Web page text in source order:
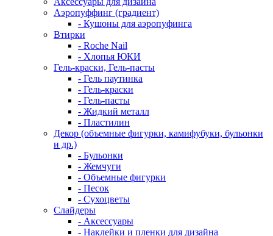
Аэропуффинг (градиент)
- Кушоны для аэропуфинга
Втирки
- Roche Nail
- Хлопья ЮКИ
Гель-краски, Гель-пасты
- Гель паутинка
- Гель-краски
- Гель-пасты
- Жидкий металл
- Пластилин
Декор (объемные фигурки, камифубуки, бульонки
и др.)
- Бульонки
- Жемчуги
- Объемные фигурки
- Песок
- Сухоцветы
Слайдеры
- Аксессуары
- Наклейки и пленки для дизайна